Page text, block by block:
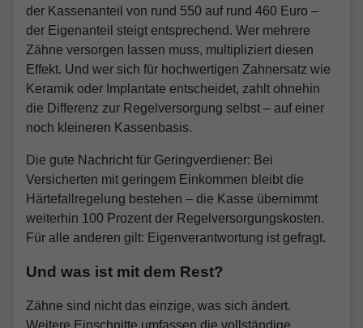
der Kassenanteil von rund 550 auf rund 460 Euro –
der Eigenanteil steigt entsprechend. Wer mehrere
Zähne versorgen lassen muss, multipliziert diesen
Effekt. Und wer sich für hochwertigen Zahnersatz wie
Keramik oder Implantate entscheidet, zahlt ohnehin
die Differenz zur Regelversorgung selbst – auf einer
noch kleineren Kassenbasis.
Die gute Nachricht für Geringverdiener: Bei
Versicherten mit geringem Einkommen bleibt die
Härtefallregelung bestehen – die Kasse übernimmt
weiterhin 100 Prozent der Regelversorgungskosten.
Für alle anderen gilt: Eigenverantwortung ist gefragt.
Und was ist mit dem Rest?
Zähne sind nicht das einzige, was sich ändert.